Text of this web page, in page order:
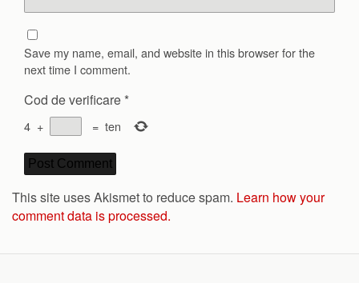
Save my name, email, and website in this browser for the
next time I comment.
Cod de verificare *
4 + = ten
This site uses Akismet to reduce spam. Learn how your
comment data is processed.